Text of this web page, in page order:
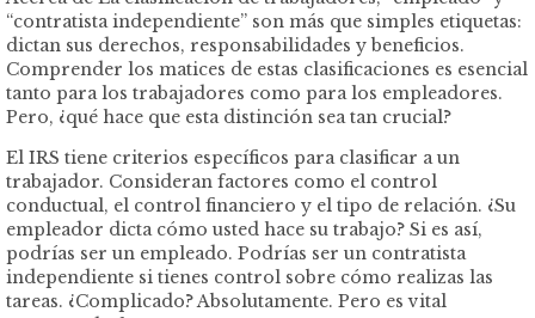
“contratista independiente” son más que simples etiquetas:
dictan sus derechos, responsabilidades y beneficios.
Comprender los matices de estas clasificaciones es esencial
tanto para los trabajadores como para los empleadores.
Pero, ¿qué hace que esta distinción sea tan crucial?
El IRS tiene criterios específicos para clasificar a un
trabajador. Consideran factores como el control
conductual, el control financiero y el tipo de relación. ¿Su
empleador dicta cómo usted hace su trabajo? Si es así,
podrías ser un empleado. Podrías ser un contratista
independiente si tienes control sobre cómo realizas las
tareas. ¿Complicado? Absolutamente. Pero es vital